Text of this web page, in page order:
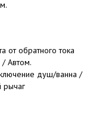
от обратного тока
Автом.
душ/ванна /
рычаг